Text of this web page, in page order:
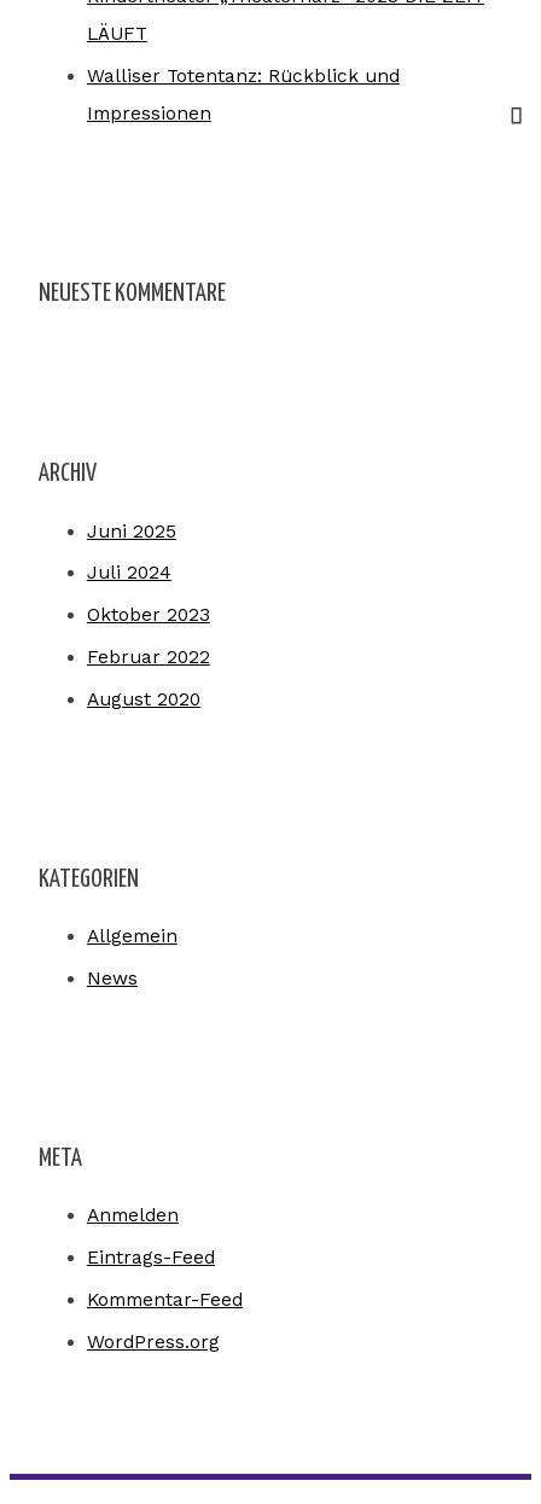
LÄUFT
Walliser Totentanz: Rückblick und
Impressionen
NEUESTE KOMMENTARE
ARCHIV
Juni 2025
Juli 2024
Oktober 2023
Februar 2022
August 2020
KATEGORIEN
Allgemein
News
META
Anmelden
Eintrags-Feed
Kommentar-Feed
WordPress.org